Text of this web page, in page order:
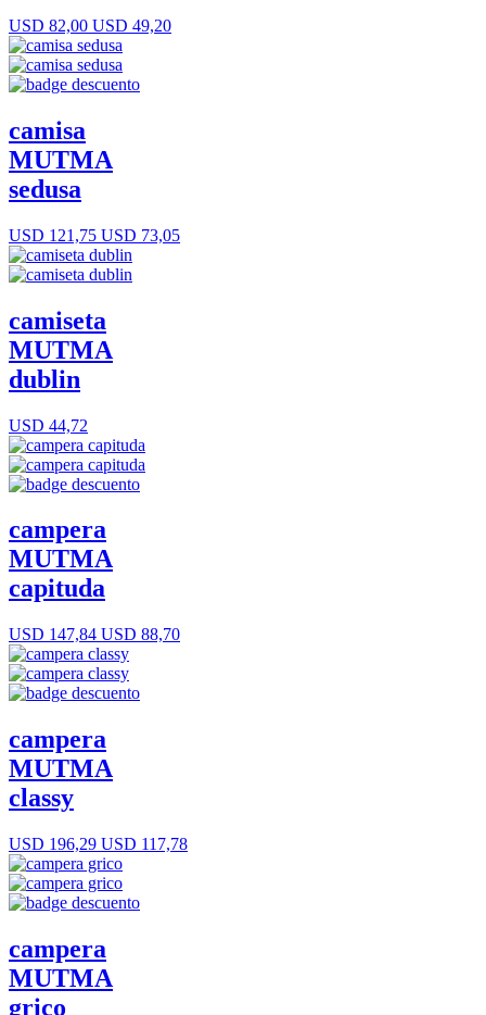
USD 82,00 USD 49,20
camisa
MUTMA
sedusa
USD 121,75 USD 73,05
camiseta
MUTMA
dublin
USD 44,72
campera
MUTMA
capituda
USD 147,84 USD 88,70
campera
MUTMA
classy
USD 196,29 USD 117,78
campera
MUTMA
grico